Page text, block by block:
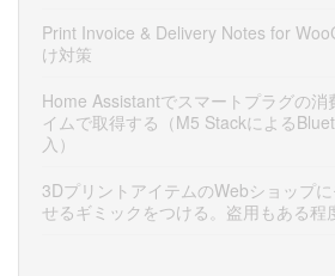
Print Invoice & Delivery Notes for
け対策
Home Assistantでスマートプラグの消
イムで取得する（M5 Stackによる
入）
3DプリントアイテムのWebショップ
せるギミックをつける。盗用もある程